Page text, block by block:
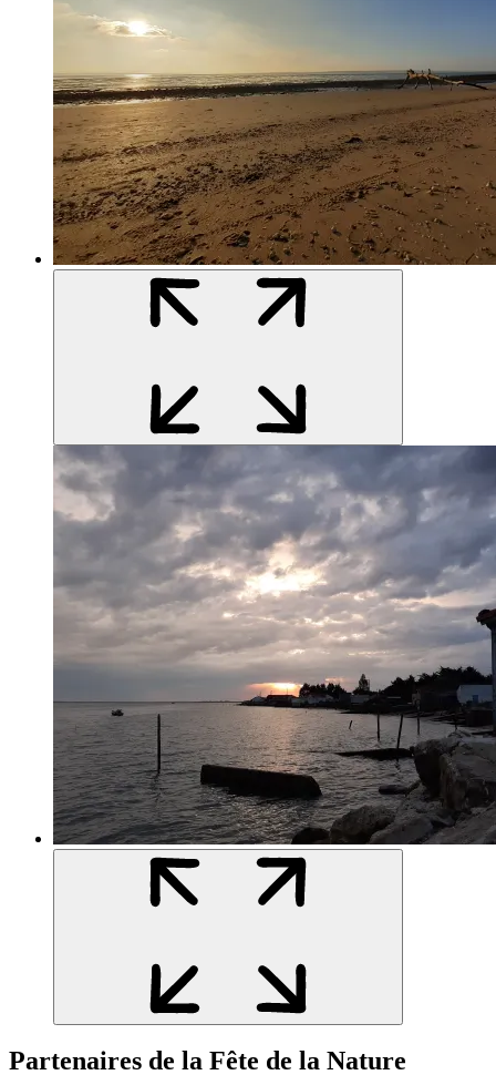
Partenaires de la Fête de la Nature